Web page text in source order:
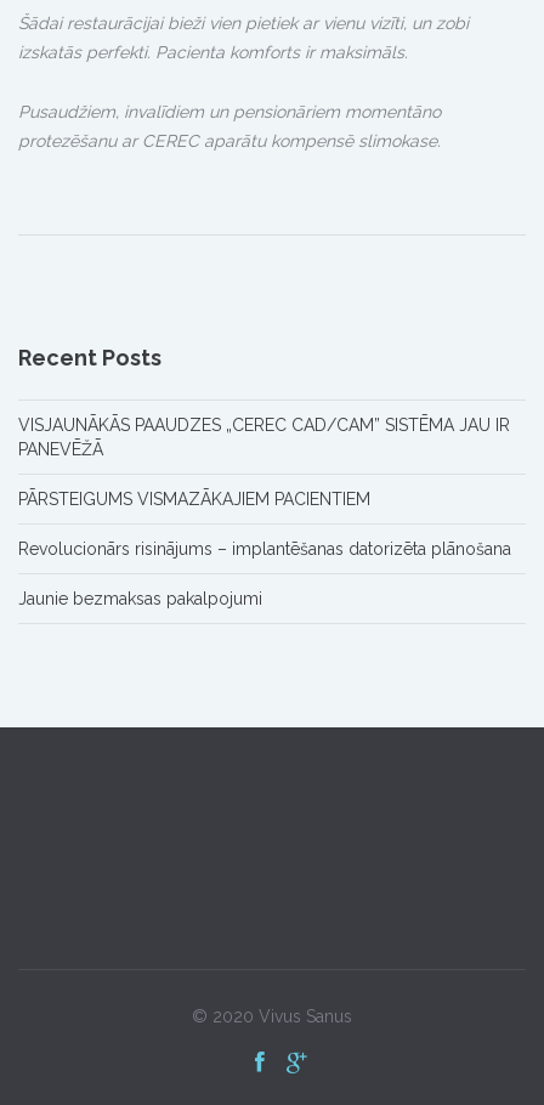
Šādai restaurācijai bieži vien pietiek ar vienu vizīti, un zobi
izskatās perfekti. Pacienta komforts ir maksimāls.
Pusaudžiem, invalīdiem un pensionāriem momentāno
protezēšanu ar CEREC aparātu kompensē slimokase.
Recent Posts
VISJAUNĀKĀS PAAUDZES „CEREC CAD/CAM” SISTĒMA JAU IR
PANEVĒŽĀ
PĀRSTEIGUMS VISMAZĀKAJIEM PACIENTIEM
Revolucionārs risinājums – implantēšanas datorizēta plānošana
Jaunie bezmaksas pakalpojumi
© 2020 Vivus Sanus